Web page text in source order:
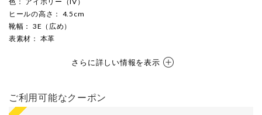
ヒールの高さ ： 4.5cm
靴幅 ： 3E（広め）
表素材 ： 本革
さらに詳しい情報を表示
ご利用可能なクーポン